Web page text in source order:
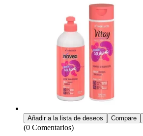
Añadir a la lista de deseos Compare
(0 Comentarios)